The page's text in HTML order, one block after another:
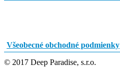
Všeobecné obchodné podmienky
© 2017 Deep Paradise, s.r.o.